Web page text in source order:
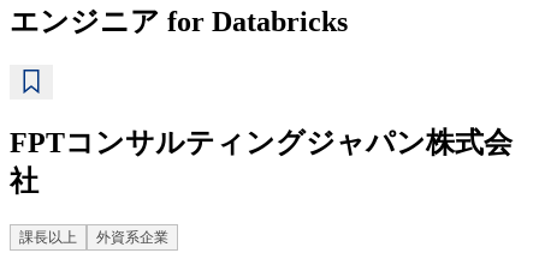
エンジニア for Databricks
FPTコンサルティングジャパン株式会
社
課長以上 外資系企業